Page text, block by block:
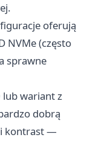
oferują
NVMe (często
sprawne
lub wariant z
dobrą
kontrast —